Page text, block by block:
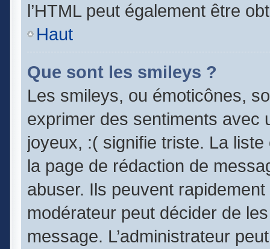
l’HTML peut également être
Haut
Que sont les smileys ?
Les smileys, ou émoticônes,
exprimer des sentiments avec
joyeux, :( signifie triste. La
la page de rédaction de
abuser. Ils peuvent
modérateur peut décider de
message. L’administrateur